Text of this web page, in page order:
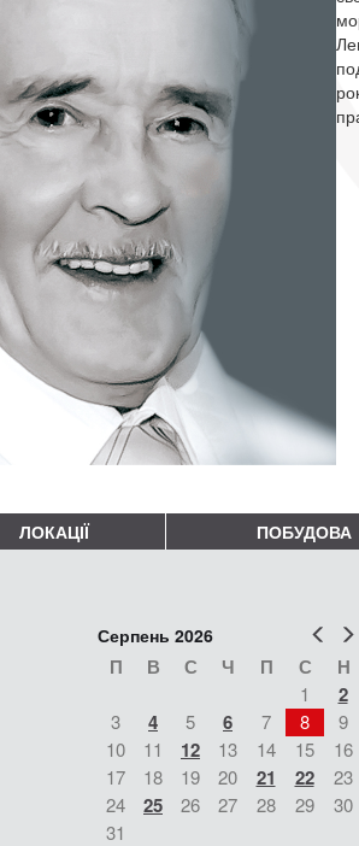
ЛОКАЦІЇ ПОБУДОВА
Серпень 2026
П В С Ч П С Н
1 2
3 4 5 6 7 8
9
10
11 12 13 14 15
16
17
18 19 20 21 22
23
24
25 26 27 28 29
30
31